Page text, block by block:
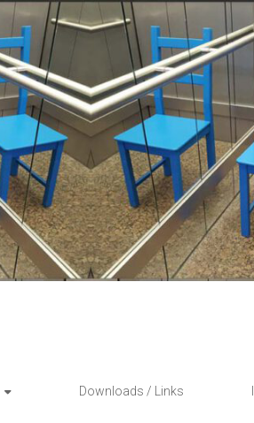
Downloads / Links